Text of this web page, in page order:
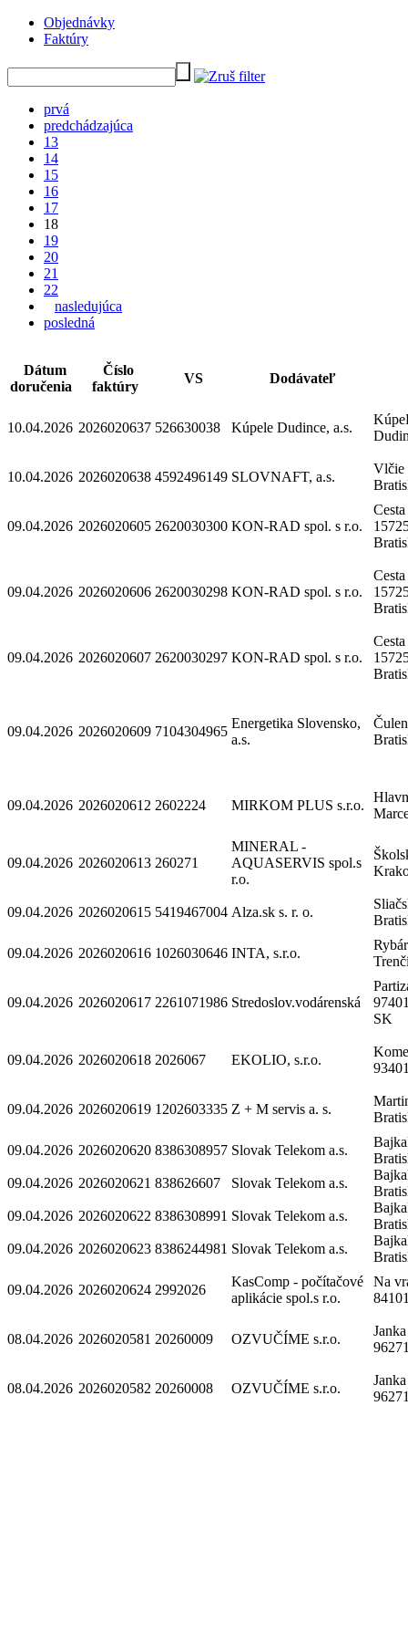
Objednávky
Faktúry
prvá
predchádzajúca
13
14
15
16
17
18
19
20
21
22
nasledujúca
posledná
Dátum
doručenia
Číslo
faktúry
VS Dodávateľ
10.04.2026 2026020637 526630038 Kúpele Dudince, a.s.
10.04.2026 2026020638 4592496149 SLOVNAFT, a.s.
Vlčie
09.04.2026 2026020605 2620030300 KON-RAD spol. s r.o.
09.04.2026 2026020606 2620030298 KON-RAD spol. s r.o.
09.04.2026 2026020607 2620030297 KON-RAD spol. s r.o.
09.04.2026 2026020609 7104304965
Energetika Slovensko,
a.s.
09.04.2026 2026020612 2602224 MIRKOM PLUS s.r.o.
09.04.2026 2026020613 260271
MINERAL -
AQUASERVIS spol.s
r.o.
09.04.2026 2026020615 5419467004 Alza.sk s. r. o.
09.04.2026 2026020616 1026030646 INTA, s.r.o.
09.04.2026 2026020617 2261071986 Stredoslov.vodárenská
SK
09.04.2026 2026020618 2026067 EKOLIO, s.r.o.
09.04.2026 2026020619 1202603335 Z + M servis a. s.
09.04.2026 2026020620 8386308957 Slovak Telekom a.s.
09.04.2026 2026020621 838626607 Slovak Telekom a.s.
09.04.2026 2026020622 8386308991 Slovak Telekom a.s.
09.04.2026 2026020623 8386244981 Slovak Telekom a.s.
09.04.2026 2026020624 2992026
KasComp - počítačové
aplikácie spol.s r.o.
Na
08.04.2026 2026020581 20260009 OZVUČÍME s.r.o.
08.04.2026 2026020582 20260008 OZVUČÍME s.r.o.